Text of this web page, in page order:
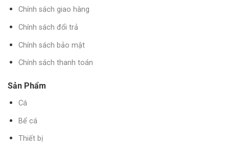
Chính sách giao hàng
Chính sách đổi trả
Chính sách bảo mật
Chính sách thanh toán
Sản Phẩm
Cá
Bể cá
Thiết bị